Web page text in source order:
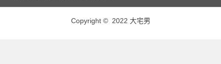
Copyright © 2022 大宅男